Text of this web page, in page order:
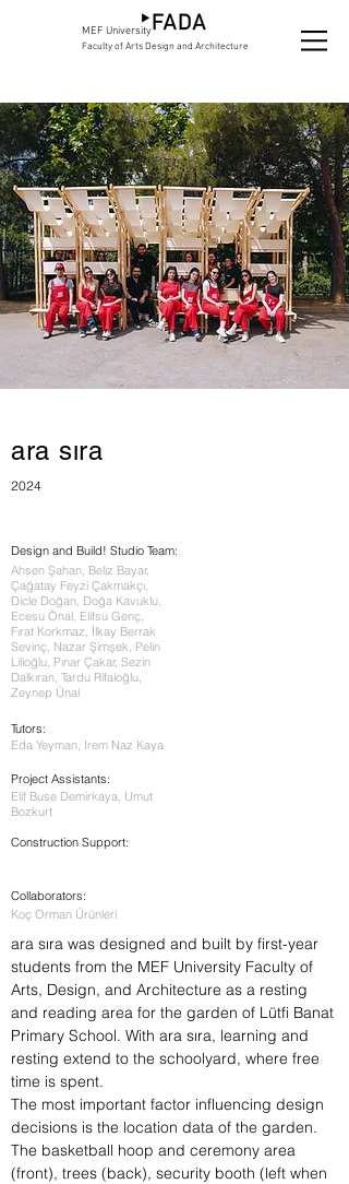
MEF University
Faculty of Arts Design and Architecture
ara sıra
2024
Design and Build! Studio Team:
Ahsen Şahan, Beliz Bayar,
Çağatay Feyzi Çakmakçı,
Dicle Doğan, Doğa Kavuklu,
Ecesu Önal, Elifsu Genç,
Fırat Korkmaz, İlkay Berrak
Sevinç, Nazar Şimşek, Pelin
Lilioğlu, Pınar Çakar, Sezin
Dalkıran, Tardu Rifaioğlu,
Zeynep Ünal
Tutors:
Eda Yeyman, Irem Naz Kaya
Project Assistants:
Elif Buse Demirkaya, Umut
Bozkurt
Construction Support:
Collaborators:
Koç Orman Ürünleri
ara sıra was designed and built by first-year
students from the MEF University Faculty of
Arts, Design, and Architecture as a resting
and reading area for the garden of Lütfi Banat
Primary School. With ara sıra, learning and
resting extend to the schoolyard, where free
time is spent.
The most important factor influencing design
decisions is the location data of the garden.
The basketball hoop and ceremony area
(front), trees (back), security booth (left when